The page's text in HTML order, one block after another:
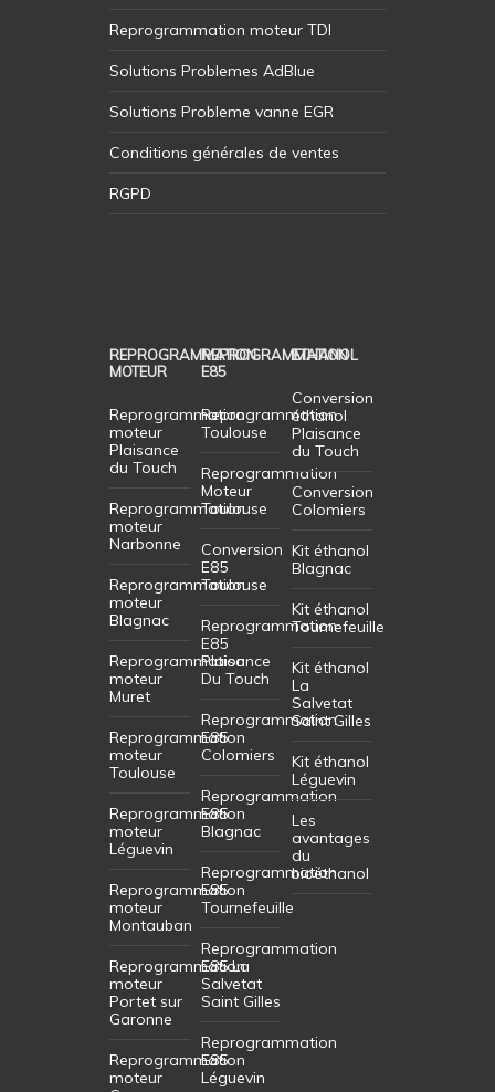
Reprogrammation moteur TDI
Solutions Problemes AdBlue
Solutions Probleme vanne EGR
Conditions générales de ventes
RGPD
REPROGRAMMATION
MOTEUR
Reprogrammation
moteur
Plaisance
du Touch
Reprogrammation
moteur
Narbonne
Reprogrammation
moteur
Blagnac
Reprogrammation
moteur
Muret
Reprogrammation
moteur
Toulouse
Reprogrammation
moteur
Léguevin
Reprogrammation
moteur
Montauban
Reprogrammation
moteur
Portet sur
Garonne
Reprogrammation
moteur
REPROGRAMMATION
E85
Reprogrammation
Toulouse
Reprogrammation
Moteur
Toulouse
Conversion
E85
Toulouse
Reprogrammation
E85
Plaisance
Du Touch
Reprogrammation
E85
Colomiers
Reprogrammation
E85
Blagnac
Reprogrammation
E85
Tournefeuille
Reprogrammation
E85 La
Salvetat
Saint Gilles
Reprogrammation
E85
Léguevin
ETHANOL
Conversion
éthanol
Plaisance
du Touch
Conversion
Colomiers
Kit éthanol
Blagnac
Kit éthanol
Tournefeuille
Kit éthanol
La
Salvetat
Saint Gilles
Kit éthanol
Léguevin
Les
avantages
du
bioéthanol